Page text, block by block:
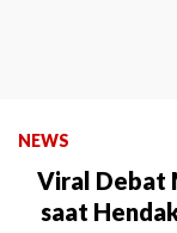
NEWS
Viral Debat
saat